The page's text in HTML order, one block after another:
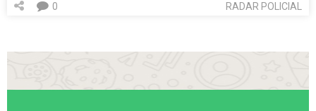
RADAR POLICIAL
0